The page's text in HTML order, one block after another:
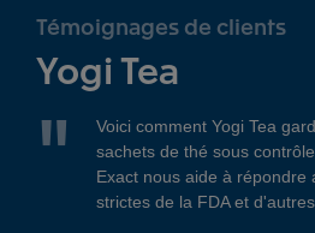
Témoignages de clients
Yogi Tea
Voici comment Yogi Tea
sachets de thé sous
Exact nous aide à répondre
strictes de la FDA et